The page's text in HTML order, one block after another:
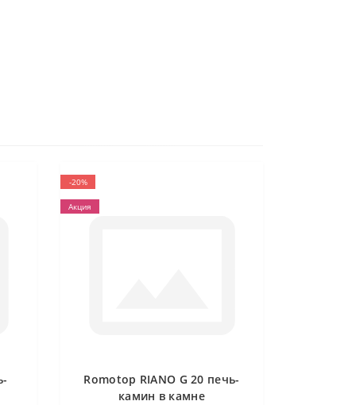
-20%
Акция
Romotop RIANO G 20 печь-
камин в камне